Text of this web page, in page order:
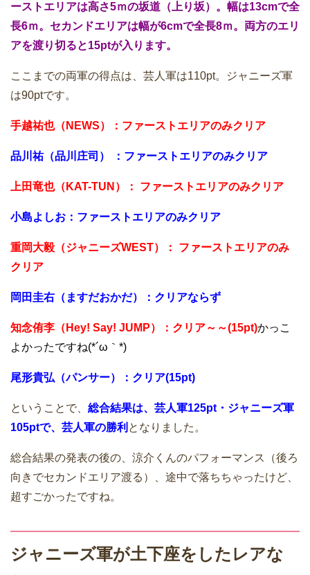
ーストエリアは高さ5ｍの坂道（上り坂）。幅は13cmで全
長6ｍ。セカンドエリアは幅が6cmで全長8ｍ。両方のエリ
アを渡り切ると15ptが入ります。
ここまでの両軍の得点は、芸人軍は110pt。ジャニーズ軍
は90ptです。
手越祐也（NEWS）：ファーストエリアのみクリア
品川祐（品川庄司） ：ファーストエリアのみクリア
上田竜也（KAT-TUN）： ファーストエリアのみクリア
小島よしお：ファーストエリアのみクリア
重岡大毅（ジャニーズWEST）： ファーストエリアのみ
クリア
岡田圭右（ますだおかだ）：クリアならず
知念侑李（Hey! Say! JUMP）：クリア～～(15pt)かっこ
よかったですね(*´ω｀*)
尾形貴弘（パンサー）：クリア(15pt)
ということで、 総合結果は、芸人軍125pt・ジャニーズ軍
105ptで、芸人軍の勝利 となりました。
総合結果の発表の後の、涼介くんのパフォーマンス（後ろ
向きでセカンドエリア渡る）、途中で落ちちゃったけど、
超すごかったですね。
ジャニーズ軍が土下座をしたレアな